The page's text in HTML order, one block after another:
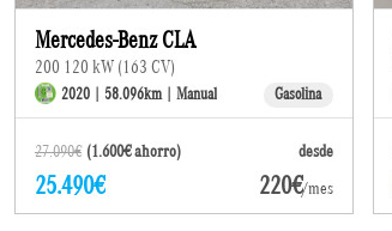
Mercedes-Benz CLA
200 120 kW (163 CV)
2020 | 58.096km | Manual Gasolina
27.090€ (1.600€ ahorro) desde
25.490€ 220€/mes